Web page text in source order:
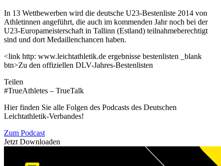
In 13 Wettbewerben wird die deutsche U23-Bestenliste 2014 von
Athletinnen angeführt, die auch im kommenden Jahr noch bei der
U23-Europameisterschaft in Tallinn (Estland) teilnahmeberechtigt
sind und dort Medaillenchancen haben.
<link http: www.leichtathletik.de ergebnisse bestenlisten _blank
btn>Zu den offiziellen DLV-Jahres-Bestenlisten
Teilen
#TrueAthletes – TrueTalk
Hier finden Sie alle Folgen des Podcasts des Deutschen
Leichtathletik-Verbandes!
Zum Podcast
Jetzt Downloaden